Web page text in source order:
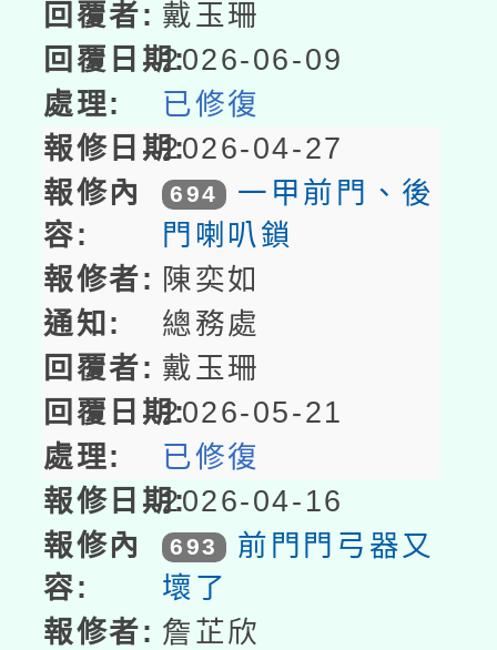
戴玉珊
2026-06-09
已修復
2026-04-27
694
一甲前門、後
門喇叭鎖
陳奕如
總務處
戴玉珊
2026-05-21
已修復
2026-04-16
693
前門門弓器又
壞了
詹芷欣